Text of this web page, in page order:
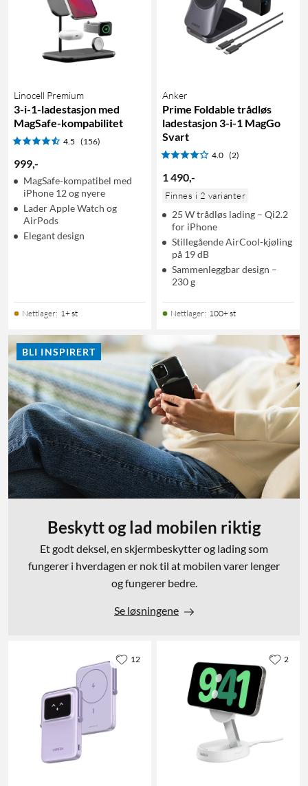
Linocell Premium
3-i-1-ladestasjon med
MagSafe-kompabilitet
4.5 (156)
999,-
MagSafe-kompatibel med
iPhone 12 og nyere
Lader Apple Watch og
AirPods
Elegant design
Nettlager: 1+ st
Anker
Prime Foldable trådløs
ladestasjon 3-i-1 MagGo
Svart
4.0 (2)
1 490,-
Finnes i 2 varianter
25 W trådløs lading – Qi2.2
for iPhone
Stillegående AirCool-kjøling
på 19 dB
Sammenleggbar design –
230 g
Nettlager: 100+ st
BLI INSPIRERT
Beskytt og lad mobilen riktig
Et godt deksel, en skjermbeskytter og lading som
fungerer i hverdagen er nok til at mobilen varer lenger
og fungerer bedre.
Se løsningene
12 2